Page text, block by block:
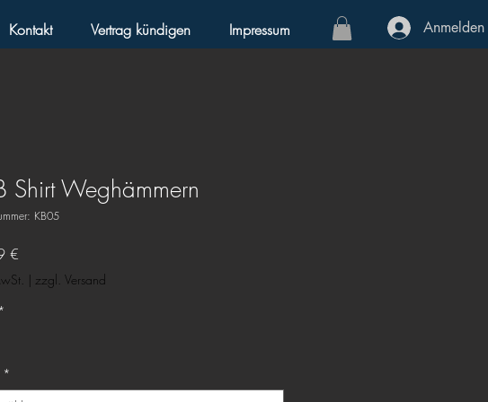
Kontakt Vertrag kündigen Impressum Anmelden
Shirt Weghämmern
KB05
€
| zzgl. Versand
*
*